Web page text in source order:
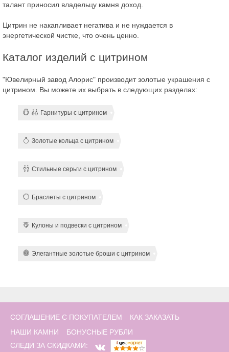
талант приносил владельцу камня доход.
Цитрин не накапливает негатива и не нуждается в
энергетической чистке, что очень ценно.
Каталог изделий с цитрином
"Ювелирный завод Алорис" производит золотые украшения с
цитрином. Вы можете их выбрать в следующих разделах:
Гарнитуры с цитрином
Золотые кольца с цитрином
Стильные серьги с цитрином
Браслеты с цитрином
Кулоны и подвески с цитрином
Элегантные золотые броши с цитрином
СОГЛАШЕНИЕ С ПОКУПАТЕЛЕМ
КАК ЗАКАЗАТЬ
НАШИ КАМНИ
БОНУСНЫЕ РУБЛИ
СЛЕДИ ЗА СКИДКАМИ: